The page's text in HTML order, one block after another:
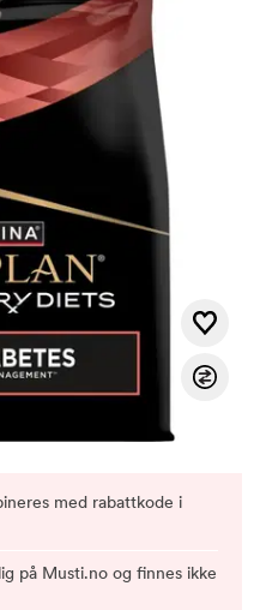
med rabattkode i
på Musti.no og finnes ikke